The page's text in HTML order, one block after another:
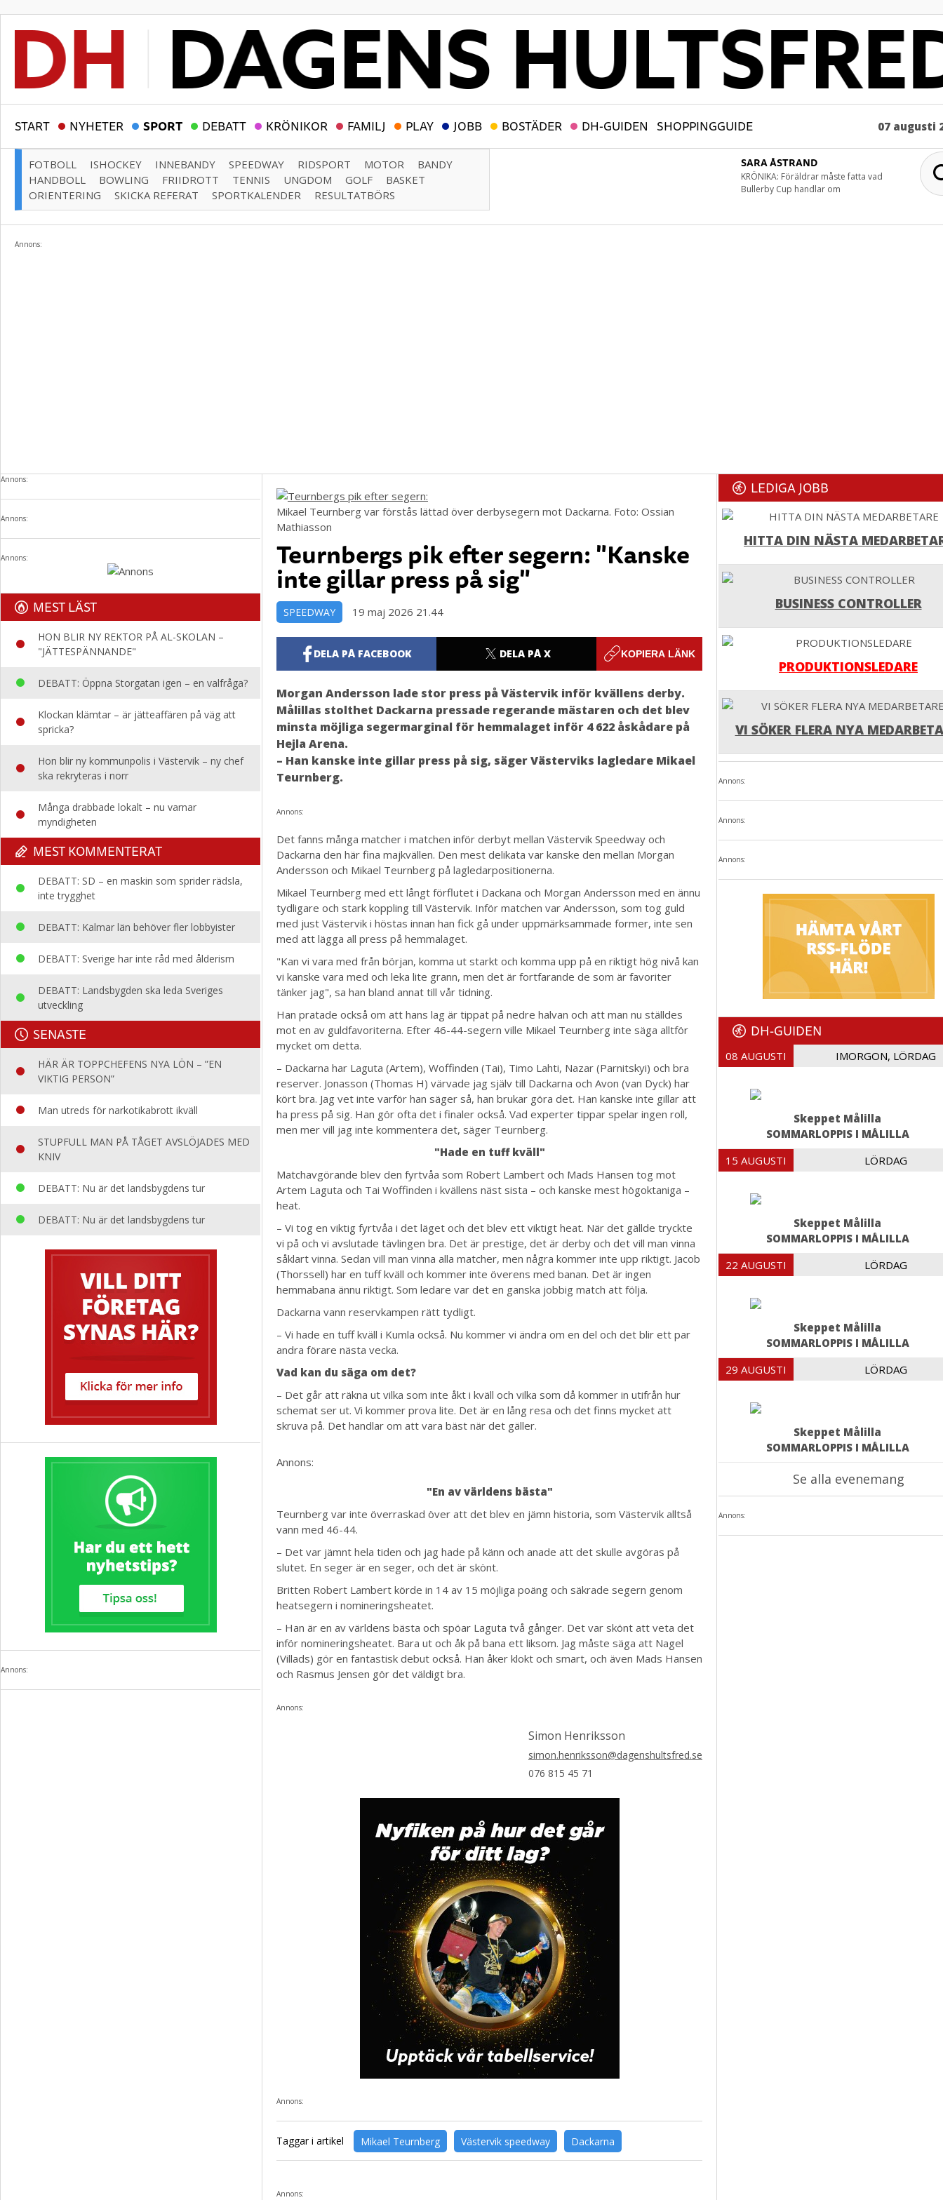
START NYHETER SPORT DEBATT KRÖNIKOR FAMILJ PLAY JOBB BOSTÄDER DH-GUIDEN SHOPPINGGUIDE 07 augusti
FOTBOLL ISHOCKEY INNEBANDY SPEEDWAY RIDSPORT MOTOR
BANDY
HANDBOLL
BOWLING FRIIDROTT TENNIS UNGDOM GOLF
BASKET
ORIENTERING
SKICKA REFERAT SPORTKALENDER RESULTATBÖRS
SARA ÅSTRAND
KRÖNIKA: Föräldrar måste fatta vad
Bullerby Cup handlar om
Annons:
Annons:
Annons:
Annons:
MEST LÄST
HON BLIR NY REKTOR PÅ AL-SKOLAN –
"JÄTTESPÄNNANDE"
DEBATT: Öppna Storgatan igen – en valfråga?
Klockan klämtar – är jätteaffären på väg att
spricka?
Hon blir ny kommunpolis i Västervik – ny chef
ska rekryteras i norr
Många drabbade lokalt – nu varnar
myndigheten
MEST KOMMENTERAT
DEBATT: SD – en maskin som sprider rädsla,
inte trygghet
DEBATT: Kalmar län behöver fler lobbyister
DEBATT: Sverige har inte råd med ålderism
DEBATT: Landsbygden ska leda Sveriges
utveckling
SENASTE
HÄR ÄR TOPPCHEFENS NYA LÖN – ”EN
VIKTIG PERSON”
Man utreds för narkotikabrott ikväll
STUPFULL MAN PÅ TÅGET AVSLÖJADES MED
KNIV
DEBATT: Nu är det landsbygdens tur
DEBATT: Nu är det landsbygdens tur
Annons:
Mikael Teurnberg var förstås lättad över derbysegern mot Dackarna. Foto: Ossian
Mathiasson
Teurnbergs pik efter segern: "Kanske
inte gillar press på sig"
SPEEDWAY 19 maj 2026 21.44
DELA PÅ FACEBOOK DELA PÅ X KOPIERA LÄNK
Morgan Andersson lade stor press på Västervik inför kvällens derby.
Målillas stolthet Dackarna pressade regerande mästaren och det blev
minsta möjliga segermarginal för hemmalaget inför 4 622 åskådare på
Hejla Arena.
– Han kanske inte gillar press på sig, säger Västerviks lagledare Mikael
Teurnberg.
Annons:
Det fanns många matcher i matchen inför derbyt mellan Västervik Speedway och
Dackarna den här fina majkvällen. Den mest delikata var kanske den mellan Morgan
Andersson och Mikael Teurnberg på lagledarpositionerna.
Mikael Teurnberg med ett långt förflutet i Dackana och Morgan Andersson med en ännu
tydligare och stark koppling till Västervik. Inför matchen var Andersson, som tog guld
med just Västervik i höstas innan han fick gå under uppmärksammade former, inte sen
med att lägga all press på hemmalaget.
"Kan vi vara med från början, komma ut starkt och komma upp på en riktigt hög nivå kan
vi kanske vara med och leka lite grann, men det är fortfarande de som är favoriter
tänker jag", sa han bland annat till vår tidning.
Han pratade också om att hans lag är tippat på nedre halvan och att man nu ställdes
mot en av guldfavoriterna. Efter 46-44-segern ville Mikael Teurnberg inte säga alltför
mycket om detta.
– Dackarna har Laguta (Artem), Woffinden (Tai), Timo Lahti, Nazar (Parnitskyi) och bra
reserver. Jonasson (Thomas H) värvade jag själv till Dackarna och Avon (van Dyck) har
kört bra. Jag vet inte varför han säger så, han brukar göra det. Han kanske inte gillar att
ha press på sig. Han gör ofta det i finaler också. Vad experter tippar spelar ingen roll,
men mer vill jag inte kommentera det, säger Teurnberg.
"Hade en tuff kväll"
Matchavgörande blev den fyrtvåa som Robert Lambert och Mads Hansen tog mot
Artem Laguta och Tai Woffinden i kvällens näst sista – och kanske mest högoktaniga –
heat.
– Vi tog en viktig fyrtvåa i det läget och det blev ett viktigt heat. När det gällde tryckte
vi på och vi avslutade tävlingen bra. Det är prestige, det är derby och det vill man vinna
såklart vinna. Sedan vill man vinna alla matcher, men några kommer inte upp riktigt. Jacob
(Thorssell) har en tuff kväll och kommer inte överens med banan. Det är ingen
hemmabana ännu riktigt. Som ledare var det en ganska jobbig match att följa.
Dackarna vann reservkampen rätt tydligt.
– Vi hade en tuff kväll i Kumla också. Nu kommer vi ändra om en del och det blir ett par
andra förare nästa vecka.
Vad kan du säga om det?
– Det går att räkna ut vilka som inte åkt i kväll och vilka som då kommer in utifrån hur
schemat ser ut. Vi kommer prova lite. Det är en lång resa och det finns mycket att
skruva på. Det handlar om att vara bäst när det gäller.
Annons:
"En av världens bästa"
Teurnberg var inte överraskad över att det blev en jämn historia, som Västervik alltså
vann med 46-44.
– Det var jämnt hela tiden och jag hade på känn och anade att det skulle avgöras på
slutet. En seger är en seger, och det är skönt.
Britten Robert Lambert körde in 14 av 15 möjliga poäng och säkrade segern genom
heatsegern i nomineringsheatet.
– Han är en av världens bästa och spöar Laguta två gånger. Det var skönt att veta det
inför nomineringsheatet. Bara ut och åk på bana ett liksom. Jag måste säga att Nagel
(Villads) gör en fantastisk debut också. Han åker klokt och smart, och även Mads Hansen
och Rasmus Jensen gör det väldigt bra.
Annons:
Simon Henriksson
simon.henriksson@dagenshultsfred.se
076 815 45 71
Annons:
Taggar i artikel Mikael Teurnberg Västervik speedway Dackarna
Annons:
LEDIGA JOBB
HITTA DIN NÄSTA
BUSINESS CONTROLLER
PRODUKTIONSLEDARE
VI SÖKER FLERA NYA
Annons:
Annons:
Annons:
DH-GUIDEN
08 AUGUSTI IMORGON, LÖRDAG
Skeppet Målilla
SOMMARLOPPIS I MÅLILLA
15 AUGUSTI LÖRDAG
Skeppet Målilla
SOMMARLOPPIS I MÅLILLA
22 AUGUSTI LÖRDAG
Skeppet Målilla
SOMMARLOPPIS I MÅLILLA
29 AUGUSTI LÖRDAG
Skeppet Målilla
SOMMARLOPPIS I MÅLILLA
Se alla evenemang
Annons: